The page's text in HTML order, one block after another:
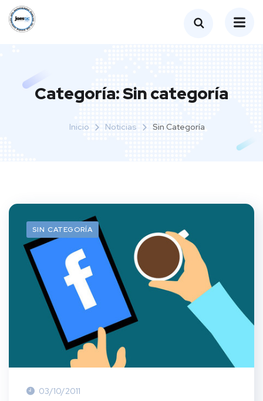
Categoría:Sin categoría
Inicio Noticias Sin Categoría
SIN CATEGORÍA
03/10/2011